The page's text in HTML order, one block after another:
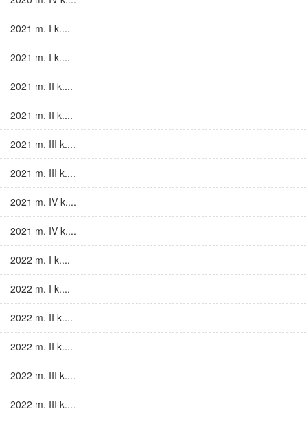
2021 m. I k....
2021 m. I k....
2021 m. II k....
2021 m. II k....
2021 m. III k....
2021 m. III k....
2021 m. IV k....
2021 m. IV k....
2022 m. I k....
2022 m. I k....
2022 m. II k....
2022 m. II k....
2022 m. III k....
2022 m. III k....